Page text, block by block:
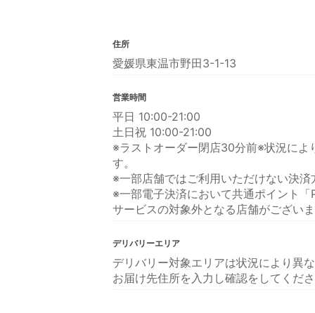
住所
愛媛県東温市野田3-1-13
営業時間
平日 10:00-21:00
土日祝 10:00-21:00
※ラストオーダー閉店30分前※状況によ
す。
※一部店舗ではご利用いただけない決済
※一部電子決済において共通ポイント「
サービスの対象外となる店舗がございま
デリバリーエリア
デリバリー対象エリアは状況により異
お届け先住所を入力し確認をしてくださ